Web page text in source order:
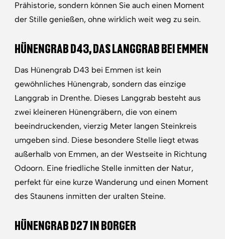
Prähistorie, sondern können Sie auch einen Moment
der Stille genießen, ohne wirklich weit weg zu sein.
HÜNENGRAB D43, DAS LANGGRAB BEI EMMEN
Das Hünengrab D43 bei Emmen ist kein
gewöhnliches Hünengrab, sondern das einzige
Langgrab in Drenthe. Dieses Langgrab besteht aus
zwei kleineren Hünengräbern, die von einem
beeindruckenden, vierzig Meter langen Steinkreis
umgeben sind. Diese besondere Stelle liegt etwas
außerhalb von Emmen, an der Westseite in Richtung
Odoorn. Eine friedliche Stelle inmitten der Natur,
perfekt für eine kurze Wanderung und einen Moment
des Staunens inmitten der uralten Steine.
HÜNENGRAB D27 IN BORGER